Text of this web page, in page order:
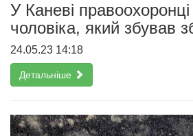
У Каневі
чоловіка, який збував
24.05.23 14:18
Детальніше